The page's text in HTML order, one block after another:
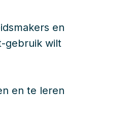
en
gebruik wilt
en te leren